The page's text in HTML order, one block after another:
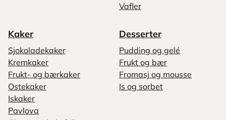
Vafler
Kaker
Sjokoladekaker
Kremkaker
Frukt- og bærkaker
Ostekaker
Iskaker
Pavlova
Desserter
Pudding og gelé
Frukt og bær
Fromasj og mousse
Is og sorbet